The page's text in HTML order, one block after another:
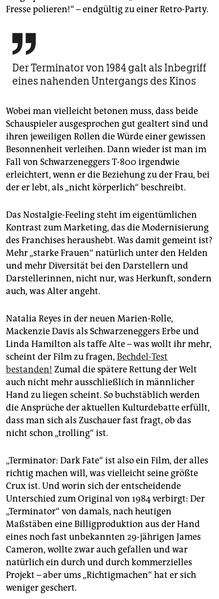
Fresse polieren!“ – endgültig zu einer Retro-Party.

Der Terminator von 1984 galt als Inbegriff
eines nahenden Unter­gangs des Kinos
Wobei man vielleicht betonen muss, dass beide
Schauspieler ausgesprochen gut gealtert sind und
ihren jeweiligen Rollen die Würde einer gewissen
Besonnenheit verleihen. Dann wieder ist man im
Fall von Schwarzeneggers T-800 irgendwie
erleichtert, wenn er die Beziehung zu der Frau, bei
der er lebt, als „nicht körperlich“ beschreibt.
Das Nostalgie-Feeling steht im eigentümlichen
Kontrast zum Marketing, das die Modernisierung
des Franchises heraushebt. Was damit gemeint ist?
Mehr „starke Frauen“ natürlich unter den Helden
und mehr Diversität bei den Darstellern und
Darstellerinnen, nicht nur, was Herkunft, sondern
auch, was Alter angeht.
Natalia Reyes in der neuen Marien-Rolle,
Mackenzie Davis als Schwarzeneggers Erbe und
Linda Hamilton als taffe Alte – was wollt ihr mehr,
scheint der Film zu fragen, Bechdel-Test
bestanden! Zumal die spätere Rettung der Welt
auch nicht mehr ausschließlich in männlicher
Hand zu liegen scheint. So buchstäblich werden
die Ansprüche der aktuellen Kulturdebatte erfüllt,
dass man sich als Zuschauer fast fragt, ob das
nicht schon „trolling“ ist.
„Terminator: Dark Fate“ ist also ein Film, der alles
richtig machen will, was vielleicht seine größte
Crux ist. Und worin sich der entscheidende
Unterschied zum Original von 1984 verbirgt: Der
„Terminator“ von damals, nach heutigen
Maßstäben eine Billigproduktion aus der Hand
eines noch fast unbekannten 29-jährigen James
Cameron, wollte zwar auch gefallen und war
natürlich ein durch und durch kommerzielles
Projekt – aber ums „Richtigmachen“ hat er sich
weniger geschert.